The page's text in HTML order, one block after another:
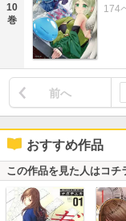
10
巻
174
前へ
おすすめ作品
この作品を見た人はコチ